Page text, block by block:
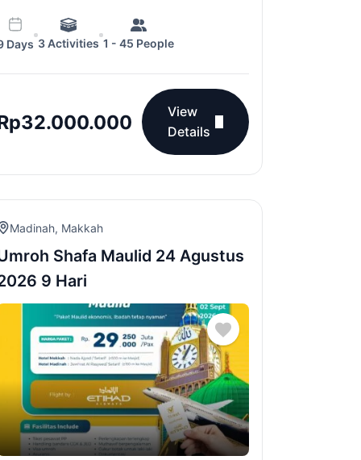
Days 3 Activities 1 - 45 People
32.000.000
View
Details
Madinah, Makkah
Shafa Maulid 24 Agustus
9 Hari